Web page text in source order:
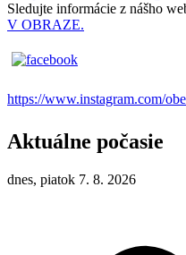
Sledujte informácie z nášho
V OBRAZE.
https://www.instagram.com/
Aktuálne počasie
dnes, piatok 7. 8. 2026